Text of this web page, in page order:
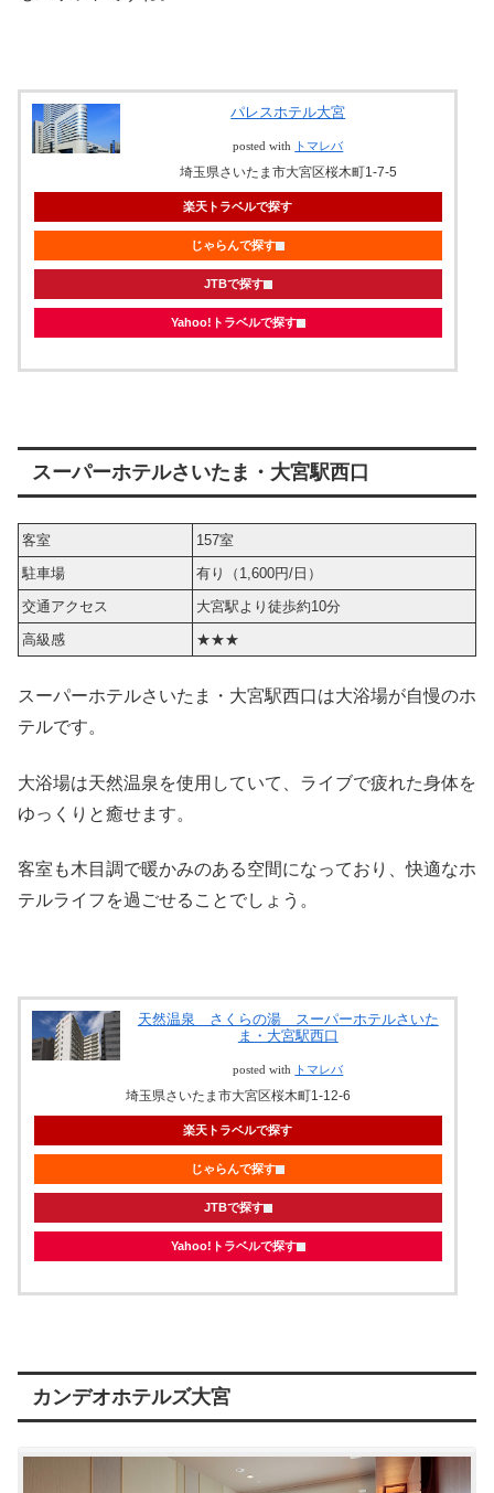
パレスホテル大宮
posted with トマレバ
埼玉県さいたま市大宮区桜木町1-7-5
楽天トラベルで探す
じゃらんで探す
JTBで探す
Yahoo!トラベルで探す
スーパーホテルさいたま・大宮駅西口
客室
157室
駐車場
有り（1,600円/日）
交通アクセス
大宮駅より徒歩約10分
高級感
★★★
スーパーホテルさいたま・大宮駅西口は大浴場が自慢のホ
テルです。
大浴場は天然温泉を使用していて、ライブで疲れた身体を
ゆっくりと癒せます。
客室も木目調で暖かみのある空間になっており、快適なホ
テルライフを過ごせることでしょう。
天然温泉 さくらの湯 スーパーホテルさいた
ま・大宮駅西口
posted with トマレバ
埼玉県さいたま市大宮区桜木町1-12-6
楽天トラベルで探す
じゃらんで探す
JTBで探す
Yahoo!トラベルで探す
カンデオホテルズ大宮